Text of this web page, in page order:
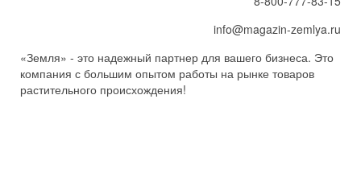
info@magazin-zemlya.ru
«Земля» - это надежный партнер для вашего бизнеса. Это
компания с большим опытом работы на рынке товаров
растительного происхождения!